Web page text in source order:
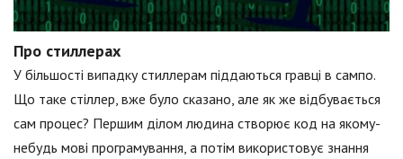
Про стиллерах
У більшості випадку стиллерам піддаються гравці в сампо.
Що таке стіллер, вже було сказано, але як же відбувається
сам процес? Першим ділом людина створює код на якому-
небудь мові програмування, а потім використовує знання